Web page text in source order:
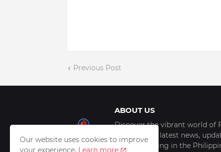
Previous Post
ABOUT US
Discover the vibrant world of
scoop of the latest news,
things trending in the
Our website uses cookies to improve
your experience. Learn more